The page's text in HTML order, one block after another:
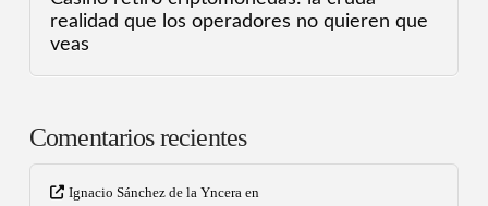
realidad que los operadores no quieren que
veas
Comentarios recientes
Ignacio Sánchez de la Ynceraen